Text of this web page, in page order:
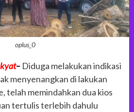
oplus_0
– Diduga melakukan indikasi
menyenangkan di lakukan
telah memindahkan dua kios
tertulis terlebih dahulu